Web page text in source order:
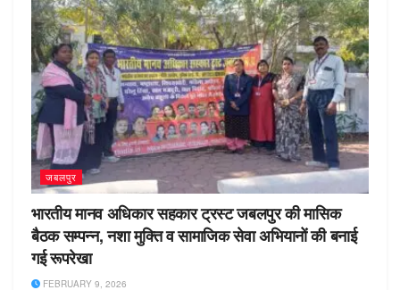
जबलपुर
भारतीय मानव अधिकार सहकार ट्रस्ट जबलपुर की मासिक
बैठक सम्पन्न, नशा मुक्ति व सामाजिक सेवा अभियानों की बनाई
गई रूपरेखा
FEBRUARY 9, 2026